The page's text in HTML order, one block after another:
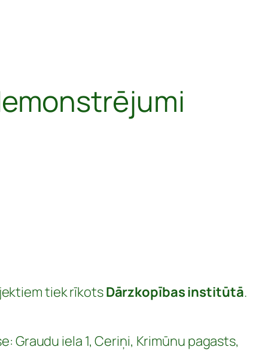
tiek rīkotsDārzkopības institūtā.
Graudu iela 1, Ceriņi, Krimūnu pagasts,